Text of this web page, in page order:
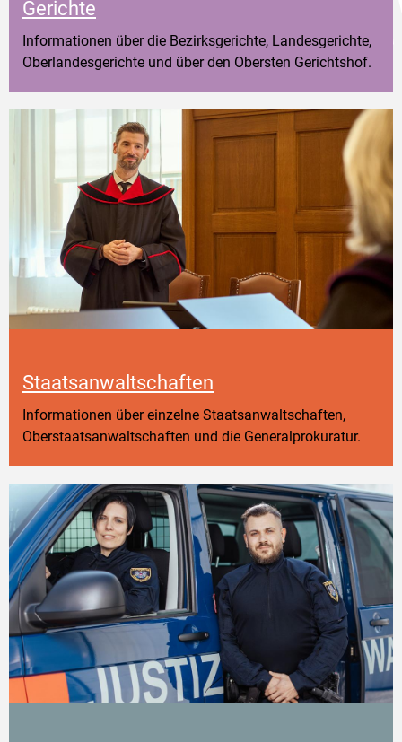
Gerichte
Informationen über die Bezirksgerichte, Landesgerichte,
Oberlandesgerichte und über den Obersten Gerichtshof.
Staatsanwaltschaften
Informationen über einzelne Staatsanwaltschaften,
Oberstaatsanwaltschaften und die Generalprokuratur.